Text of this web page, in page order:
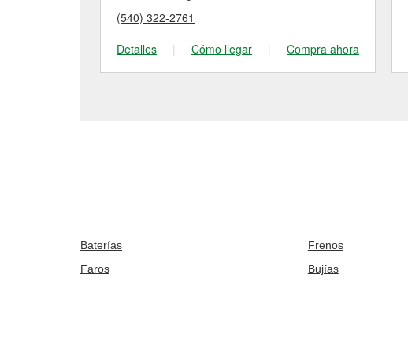
(540) 322-2761
Detalles
| Cómo llegar | Compra ahora
Baterías Frenos
Faros
Bujías